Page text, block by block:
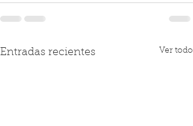
Entradas recientes Ver todo